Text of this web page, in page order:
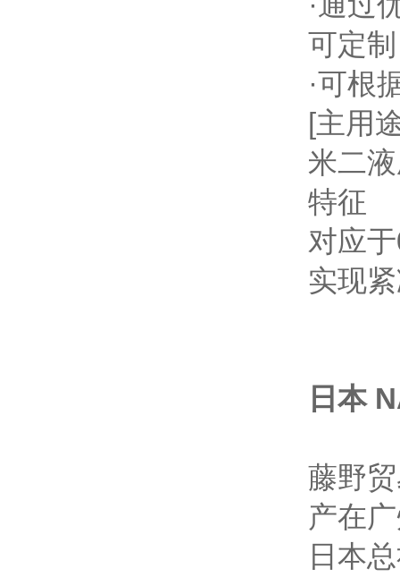
可定制
·可根
[主用
米二
特征
对应
实现
日本
藤野
产在
日本